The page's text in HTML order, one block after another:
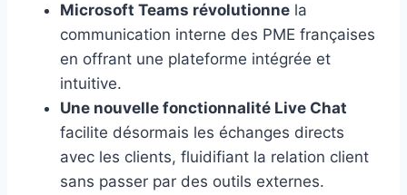
Microsoft Teams révolutionne la
communication interne des PME françaises
en offrant une plateforme intégrée et
intuitive.
Une nouvelle fonctionnalité Live Chat
facilite désormais les échanges directs
avec les clients, fluidifiant la relation client
sans passer par des outils externes.